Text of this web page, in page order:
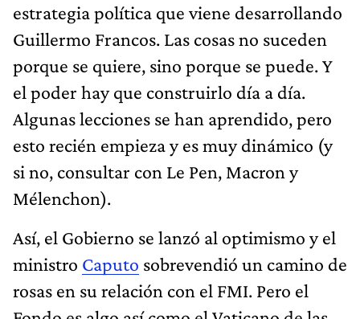
estrategia política que viene desarrollando
Guillermo Francos. Las cosas no suceden
porque se quiere, sino porque se puede. Y
el poder hay que construirlo día a día.
Algunas lecciones se han aprendido, pero
esto recién empieza y es muy dinámico (y
si no, consultar con Le Pen, Macron y
Mélenchon).
Así, el Gobierno se lanzó al optimismo y el
ministro Caputo sobrevendió un camino de
rosas en su relación con el FMI. Pero el